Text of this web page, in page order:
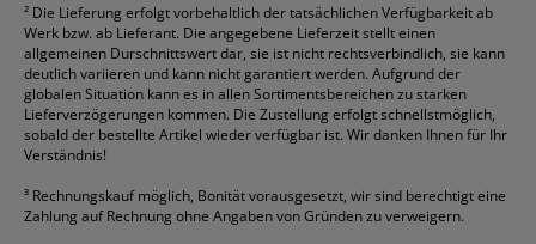
² Die Lieferung erfolgt vorbehaltlich der tatsächlichen Verfügbarkeit ab
Werk bzw. ab Lieferant. Die angegebene Lieferzeit stellt einen
allgemeinen Durschnittswert dar, sie ist nicht rechtsverbindlich, sie kann
deutlich variieren und kann nicht garantiert werden. Aufgrund der
globalen Situation kann es in allen Sortimentsbereichen zu starken
Lieferverzögerungen kommen. Die Zustellung erfolgt schnellstmöglich,
sobald der bestellte Artikel wieder verfügbar ist. Wir danken Ihnen für Ihr
Verständnis!
³ Rechnungskauf möglich, Bonität vorausgesetzt, wir sind berechtigt eine
Zahlung auf Rechnung ohne Angaben von Gründen zu verweigern.